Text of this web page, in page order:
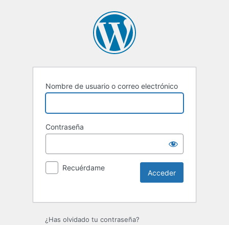
Nombre de usuario o correo electrónico
Contraseña
Recuérdame
¿Has olvidado tu contraseña?